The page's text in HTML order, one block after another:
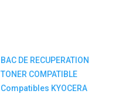
BAC DE RECUPERATION
TONER COMPATIBLE
Compatibles KYOCERA